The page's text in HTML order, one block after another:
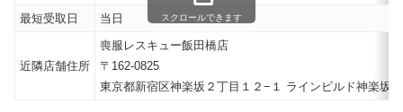
最短受取日
当日
近隣店舗住所
喪服レスキュー飯田橋店
〒162-0825
東京都新宿区神楽坂２丁目１２−１ ラインビルド神楽坂
スクロールできます